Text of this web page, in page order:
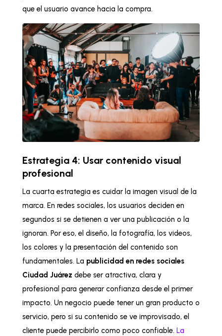
que el usuario avance hacia la compra.
Estrategia 4: Usar contenido visual
profesional
La cuarta estrategia es cuidar la imagen visual de la
marca. En redes sociales, los usuarios deciden en
segundos si se detienen a ver una publicación o la
ignoran. Por eso, el diseño, la fotografía, los videos,
los colores y la presentación del contenido son
fundamentales. La publicidad en redes sociales
Ciudad Juárez debe ser atractiva, clara y
profesional para generar confianza desde el primer
impacto. Un negocio puede tener un gran producto o
servicio, pero si su contenido se ve improvisado, el
cliente puede percibirlo como poco confiable. La